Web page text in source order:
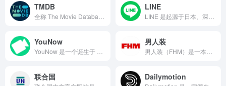
TMDB LINE
YouNow 男人装
联合国 Dailymotion